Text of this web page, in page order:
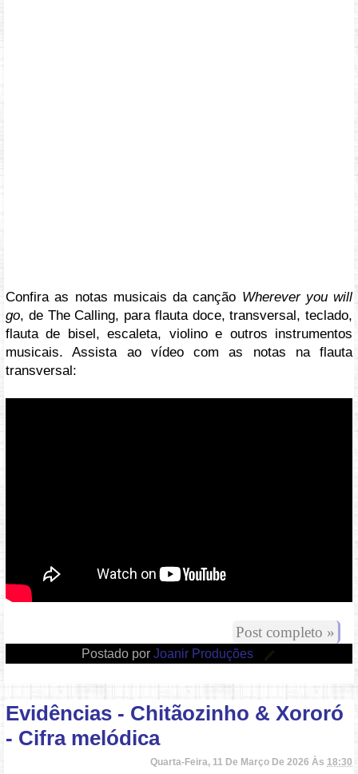
Confira as notas musicais da canção Wherever you will
go, de The Calling, para flauta doce, transversal, teclado,
flauta de bisel, escaleta, violino e outros instrumentos
musicais. Assista ao vídeo com as notas na flauta
transversal:
Post completo »
Postado por Joanir Produções
Evidências - Chitãozinho & Xororó
- Cifra melódica
Quarta-Feira, 11 De Março De 2026 Às 18:30